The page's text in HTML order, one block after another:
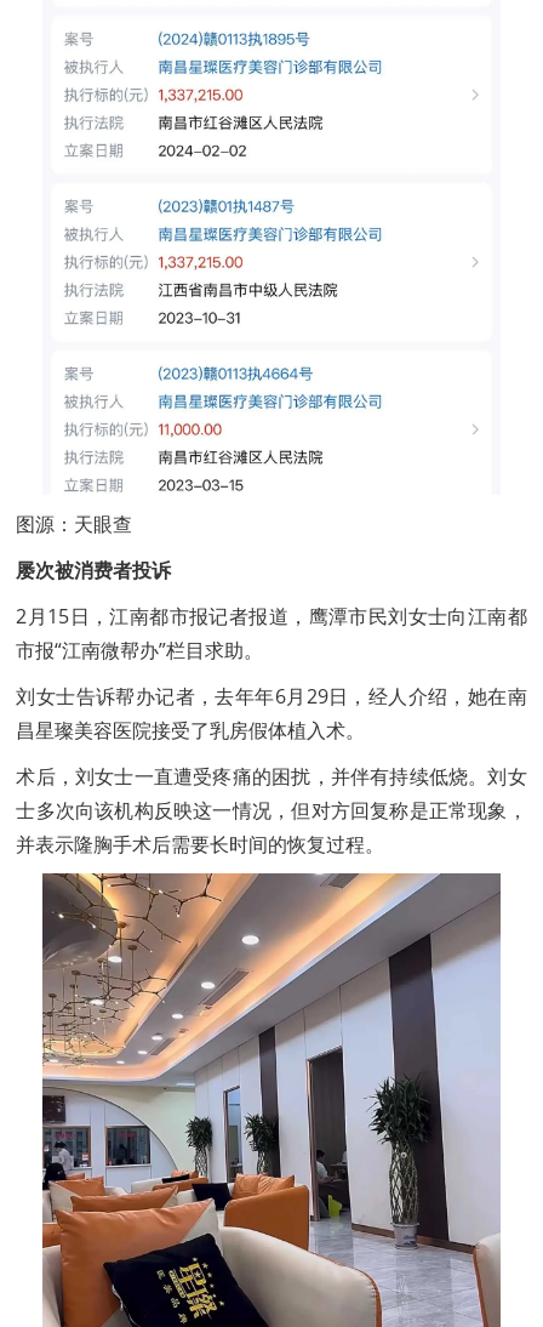
图源：天眼查
屡次被消费者投诉
2月15日，江南都市报记者报道，鹰潭市民刘女士向江南都
市报“江南微帮办”栏目求助。
刘女士告诉帮办记者，去年年6月29日，经人介绍，她在南
昌星璨美容医院接受了乳房假体植入术。
术后，刘女士一直遭受疼痛的困扰，并伴有持续低烧。刘女
士多次向该机构反映这一情况，但对方回复称是正常现象，
并表示隆胸手术后需要长时间的恢复过程。